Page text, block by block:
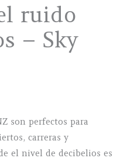
ruido
– Sky
son perfectos para
carreras y
el nivel de decibelios es